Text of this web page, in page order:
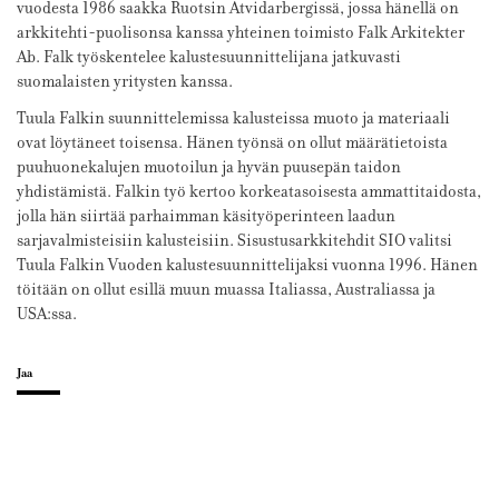
vuodesta 1986 saakka Ruotsin Åtvidarbergissä, jossa hänellä on
arkkitehti-puolisonsa kanssa yhteinen toimisto Falk Arkitekter
Ab. Falk työskentelee kalustesuunnittelijana jatkuvasti
suomalaisten yritysten kanssa.
Tuula Falkin suunnittelemissa kalusteissa muoto ja materiaali
ovat löytäneet toisensa. Hänen työnsä on ollut määrätietoista
puuhuonekalujen muotoilun ja hyvän puusepän taidon
yhdistämistä. Falkin työ kertoo korkeatasoisesta ammattitaidosta,
jolla hän siirtää parhaimman käsityöperinteen laadun
sarjavalmisteisiin kalusteisiin. Sisustusarkkitehdit SIO valitsi
Tuula Falkin Vuoden kalustesuunnittelijaksi vuonna 1996. Hänen
töitään on ollut esillä muun muassa Italiassa, Australiassa ja
USA:ssa.
Jaa